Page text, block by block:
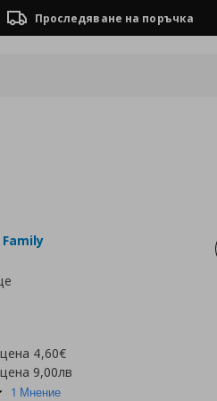
Проследяване на поръчка
Family
4,60€
9,00лв
5.01 Мнение